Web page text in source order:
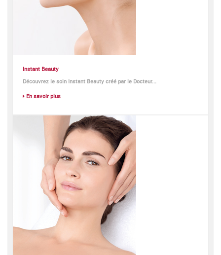
Instant Beauty
Découvrez le soin Instant Beauty créé par le Docteur...
En savoir plus